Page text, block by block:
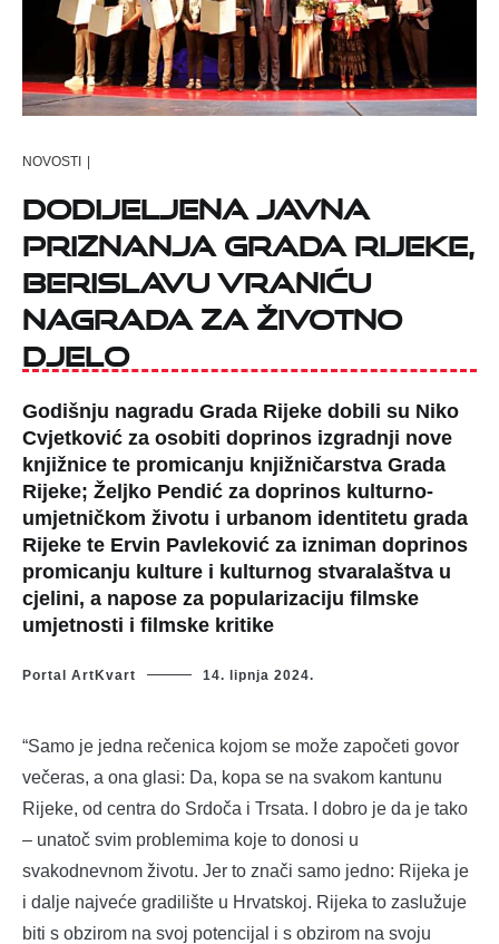
NOVOSTI |
Dodijeljena javna
priznanja Grada Rijeke,
Berislavu Vraniću
nagrada za životno
djelo
Godišnju nagradu Grada Rijeke dobili su Niko
Cvjetković za osobiti doprinos izgradnji nove
knjižnice te promicanju knjižničarstva Grada
Rijeke; Željko Pendić za doprinos kulturno-
umjetničkom životu i urbanom identitetu grada
Rijeke te Ervin Pavleković za izniman doprinos
promicanju kulture i kulturnog stvaralaštva u
cjelini, a napose za popularizaciju filmske
umjetnosti i filmske kritike
Portal ArtKvart 14. lipnja 2024.
“Samo je jedna rečenica kojom se može započeti govor
večeras, a ona glasi: Da, kopa se na svakom kantunu
Rijeke, od centra do Srdoča i Trsata. I dobro je da je tako
– unatoč svim problemima koje to donosi u
svakodnevnom životu. Jer to znači samo jedno: Rijeka je
i dalje najveće gradilište u Hrvatskoj. Rijeka to zaslužuje
biti s obzirom na svoj potencijal i s obzirom na svoju